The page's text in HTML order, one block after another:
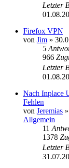
Letzter
Firefox VPN
von Jim »
5
966
Letzter
Nach Inplace
Fehlen
von Jeremias »
Allgemein
11
1378
Letzter